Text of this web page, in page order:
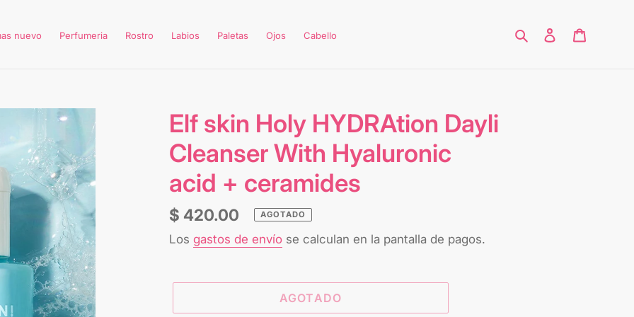
nuevo Perfumeria Rostro Labios Paletas Ojos Cabello BuscarIngresar
Elf skin Holy HYDRAtion Dayli
Cleanser With Hyaluronic
acid + ceramides
Precio
habitual
$ 420.00 AGOTADO
Los gastos de envío se calculan en la pantalla de pagos.
AGOTADO